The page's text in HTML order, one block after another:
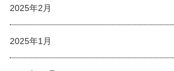
2025年2月
2025年1月